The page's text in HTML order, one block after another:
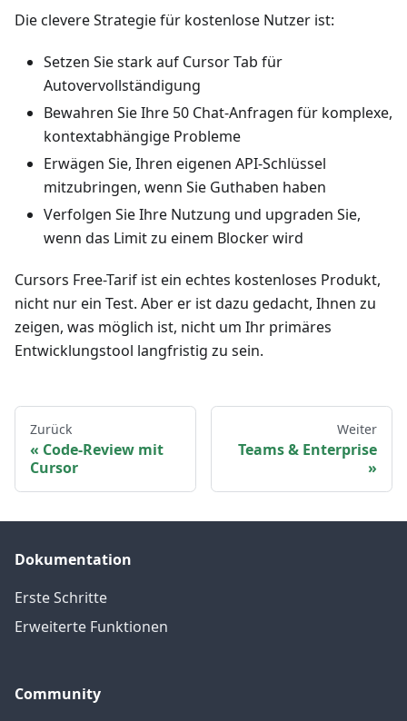
Die clevere Strategie für kostenlose Nutzer ist:
Setzen Sie stark auf Cursor Tab für
Autovervollständigung
Bewahren Sie Ihre 50 Chat-Anfragen für komplexe,
kontextabhängige Probleme
Erwägen Sie, Ihren eigenen API-Schlüssel
mitzubringen, wenn Sie Guthaben haben
Verfolgen Sie Ihre Nutzung und upgraden Sie,
wenn das Limit zu einem Blocker wird
Cursors Free-Tarif ist ein echtes kostenloses Produkt,
nicht nur ein Test. Aber er ist dazu gedacht, Ihnen zu
zeigen, was möglich ist, nicht um Ihr primäres
Entwicklungstool langfristig zu sein.
Zurück
Code-Review mit
Cursor
Weiter
Teams & Enterprise
Dokumentation
Erste Schritte
Erweiterte Funktionen
Community